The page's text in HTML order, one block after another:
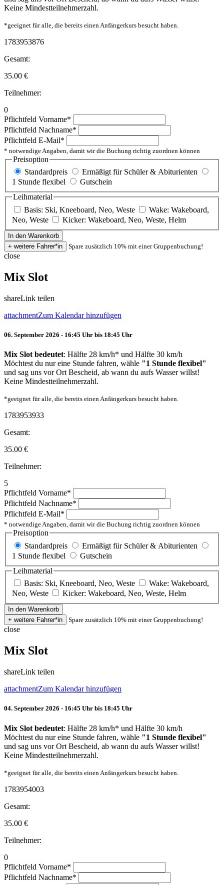
Keine Mindestteilnehmerzahl.
*geeignet für alle, die bereits einen Anfängerkurs besucht haben.
1783953876
Gesamt:
35.00 €
Teilnehmer:
0
Pflichtfeld Vorname*
Pflichtfeld Nachname*
Pflichtfeld E-Mail*
* notwendige Angaben, damit wir die Buchung richtig zuordnen können
Preisoption
Standardpreis
Ermäßigt für Schüler & Abiturienten
1 Stunde flexibel
Gutschein
Leihmaterial
Basis: Ski, Kneeboard, Neo, Weste
Wake: Wakeboard,
Neo, Weste
Kicker: Wakeboard, Neo, Weste, Helm
Spare zusätzlich 10% mit einer Gruppenbuchung!
close
Mix Slot
shareLink teilen
attachmentZum Kalendar hinzufügen
06. September 2026 - 16:45 Uhr bis 18:45 Uhr
Mix Slot bedeutet: Hälfte 28 km/h* und Hälfte 30 km/h
Möchtest du nur eine Stunde fahren, wähle "1 Stunde flexibel"
und sag uns vor Ort Bescheid, ab wann du aufs Wasser willst!
Keine Mindestteilnehmerzahl.
*geeignet für alle, die bereits einen Anfängerkurs besucht haben.
1783953933
Gesamt:
35.00 €
Teilnehmer:
5
Pflichtfeld Vorname*
Pflichtfeld Nachname*
Pflichtfeld E-Mail*
* notwendige Angaben, damit wir die Buchung richtig zuordnen können
Preisoption
Standardpreis
Ermäßigt für Schüler & Abiturienten
1 Stunde flexibel
Gutschein
Leihmaterial
Basis: Ski, Kneeboard, Neo, Weste
Wake: Wakeboard,
Neo, Weste
Kicker: Wakeboard, Neo, Weste, Helm
Spare zusätzlich 10% mit einer Gruppenbuchung!
close
Mix Slot
shareLink teilen
attachmentZum Kalendar hinzufügen
04. September 2026 - 16:45 Uhr bis 18:45 Uhr
Mix Slot bedeutet: Hälfte 28 km/h* und Hälfte 30 km/h
Möchtest du nur eine Stunde fahren, wähle "1 Stunde flexibel"
und sag uns vor Ort Bescheid, ab wann du aufs Wasser willst!
Keine Mindestteilnehmerzahl.
*geeignet für alle, die bereits einen Anfängerkurs besucht haben.
1783954003
Gesamt:
35.00 €
Teilnehmer:
0
Pflichtfeld Vorname*
Pflichtfeld Nachname*